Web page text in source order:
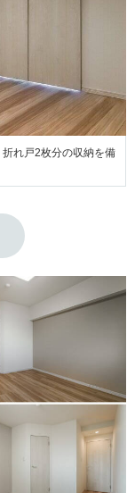
れ戸2枚分の収納を備